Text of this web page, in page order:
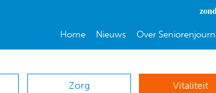
Home Nieuws Over
Zorg Vitaliteit